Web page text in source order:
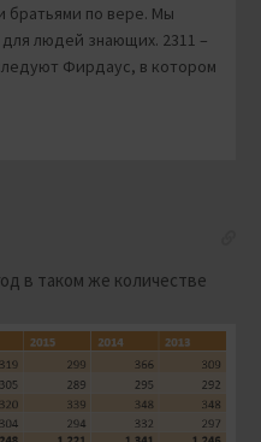
братьями по вере. Мы
людей знающих. 2311 –
Фирдаус, в котором
в таком же количестве